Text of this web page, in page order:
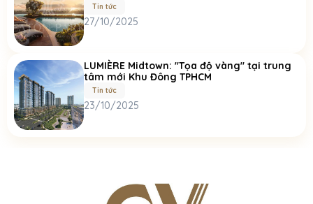
Tin tức
27/10/2025
LUMIÈRE Midtown: "Tọa độ vàng" tại trung
tâm mới Khu Đông TPHCM
Tin tức
23/10/2025